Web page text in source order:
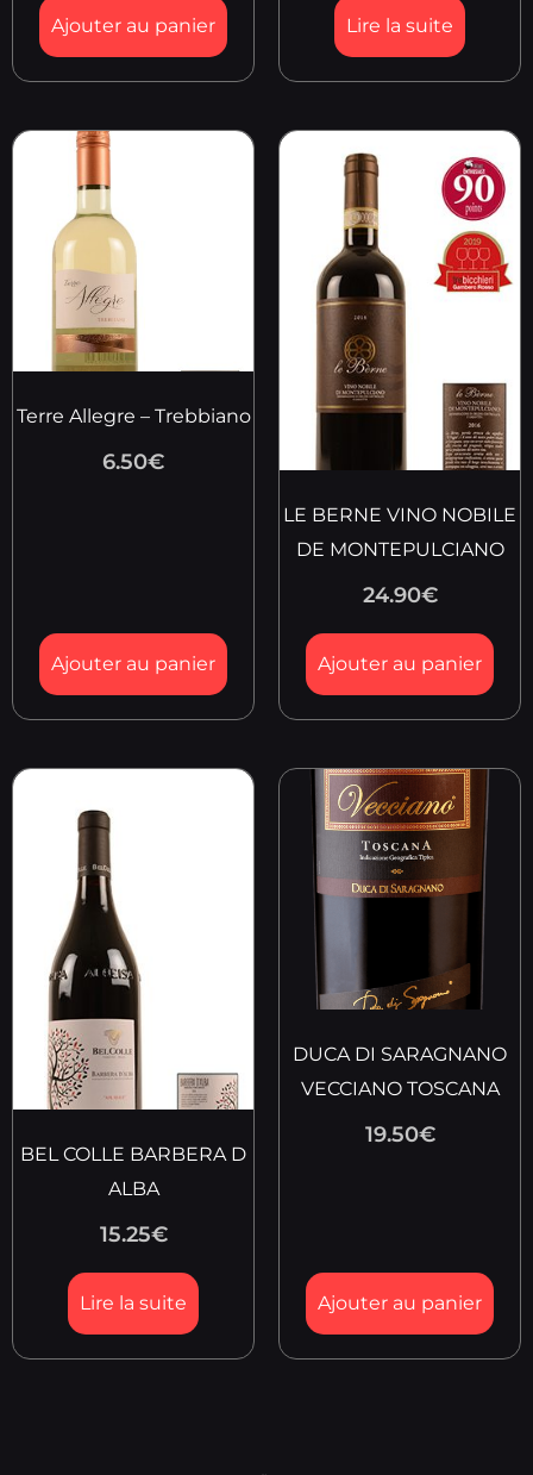
Ajouter au panier Lire la suite
Terre Allegre – Trebbiano
6.50€
Ajouter au panier
LE BERNE VINO NOBILE
DE MONTEPULCIANO
24.90€
Ajouter au panier
BEL COLLE BARBERA D
ALBA
15.25€
Lire la suite
DUCA DI SARAGNANO
VECCIANO TOSCANA
19.50€
Ajouter au panier